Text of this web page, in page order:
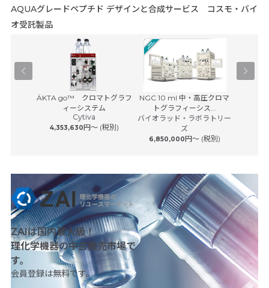
AQUAグレードペプチド デザインと合成サービス コスモ・バイ
オ受託製品
ÄKTA go™ クロマトグラフ
ィーシステム
Cytiva
4,353,630円〜 (税別)
NGC 10 ml 中・高圧クロマ
トグラフィーシス...
バイオラッド・ラボラトリー
ズ
6,850,000円〜 (税別)
ZAIは国内最大級！
理化学機器の中古販売市場で
す。
会員登録は無料です。